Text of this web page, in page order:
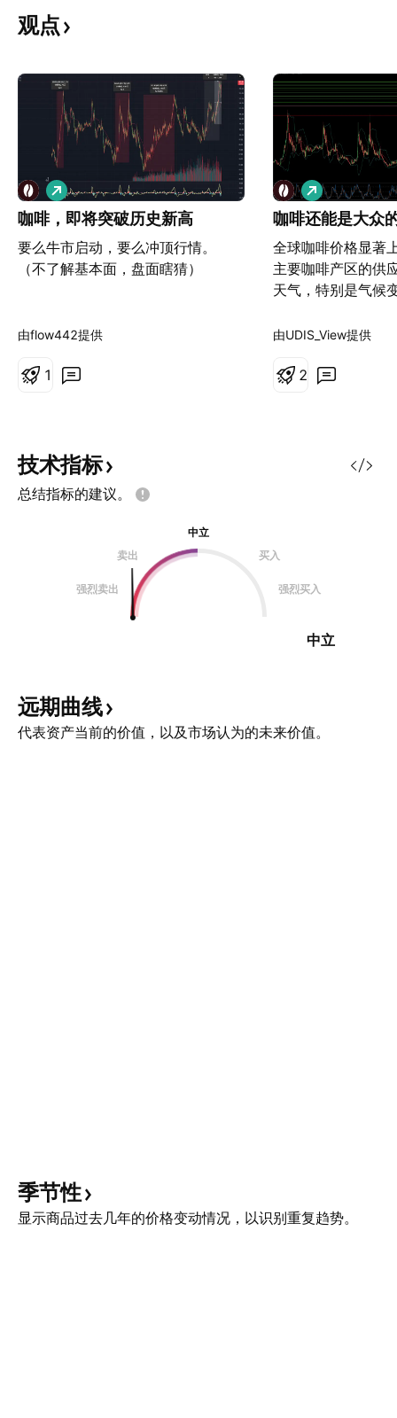
观点
咖啡，即将突破历史新高
要么牛市启动，要么冲顶行情。
（不了解基本面，盘面瞎猜）
做
多
由flow442提供
1
咖啡还能是大众
全球咖啡价格显著
主要咖啡产区的供
天气，特别是气候
生产国巴西和最大
口量减少，对未来
布斯塔库存近期紧
的短缺和历史低位
易紧张和关税，进
求。 这些压力导致
做
多
由UDIS_View提供
2
技术指标
总结指标的建议。
中立
卖出
买入
强烈卖出 强烈买入
中立
远期曲线
代表资产当前的价值，以及市场认为的未来价值。
季节性
显示商品过去几年的价格变动情况，以识别重复趋势。